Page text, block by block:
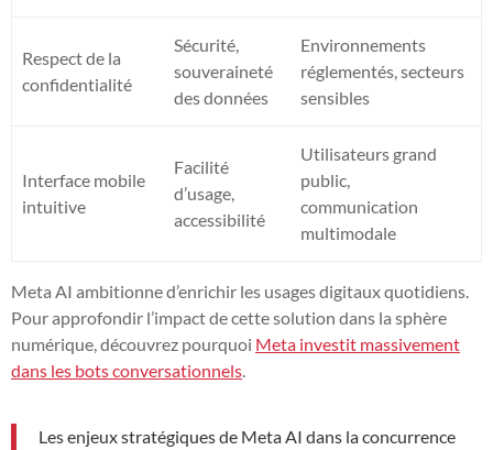
Respect de la
confidentialité
Sécurité,
souveraineté
des données
Environnements
réglementés, secteurs
sensibles
Interface mobile
intuitive
Facilité
d’usage,
accessibilité
Utilisateurs grand
public,
communication
multimodale
Meta AI ambitionne d’enrichir les usages digitaux quotidiens.
Pour approfondir l’impact de cette solution dans la sphère
numérique, découvrez pourquoi Meta investit massivement
dans les bots conversationnels
Les enjeux stratégiques de Meta AI dans la concurrence